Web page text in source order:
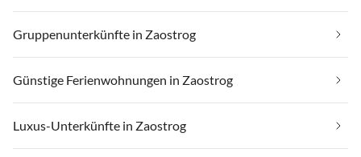
Gruppenunterkünfte in Zaostrog
Günstige Ferienwohnungen in Zaostrog
Luxus-Unterkünfte in Zaostrog